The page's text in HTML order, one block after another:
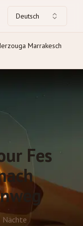
Deutsch
Marrakesch
Fes
Nächte